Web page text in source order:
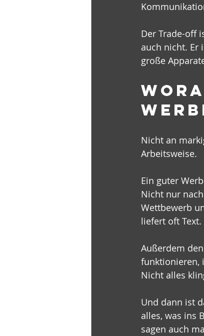
Der Trade-off
auch nicht. Er
große
Nicht an
Arbeitsweise.
Ein guter
Nicht nur
Wettbewerb
liefert oft
Außerdem
funktionieren,
Nicht alles
Und dann ist
alles, was ins
sagen auch